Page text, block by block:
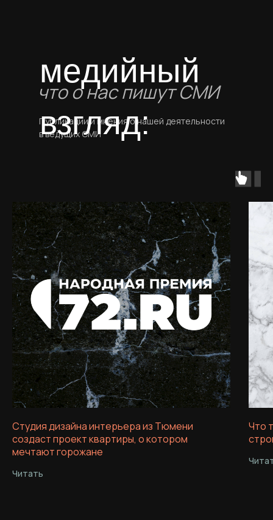
медийный
взгляд:
Публикации и мнения о нашей деятельности
в ведущих СМИ
что о нас пишут СМИ
Студия дизайна интерьера из Тюмени
создаст проект квартиры, о котором
мечтают горожане
Читать
Что